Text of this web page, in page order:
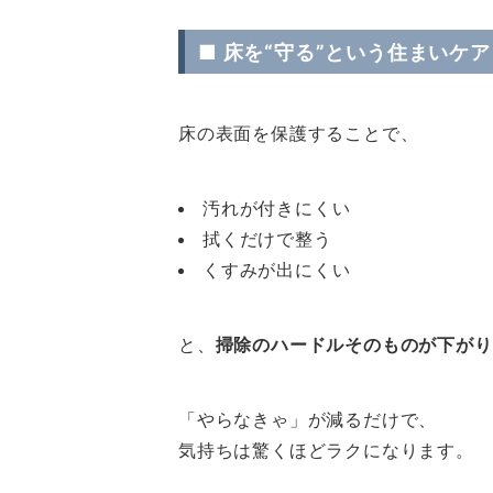
■ 床を“守る”という住まいケア
床の表面を保護することで、
汚れが付きにくい
拭くだけで整う
くすみが出にくい
と、 掃除のハードルそのものが下が
「やらなきゃ」が減るだけで、
気持ちは驚くほどラクになります。